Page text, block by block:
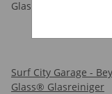
Surf City Garage -
Glass® Glasreiniger